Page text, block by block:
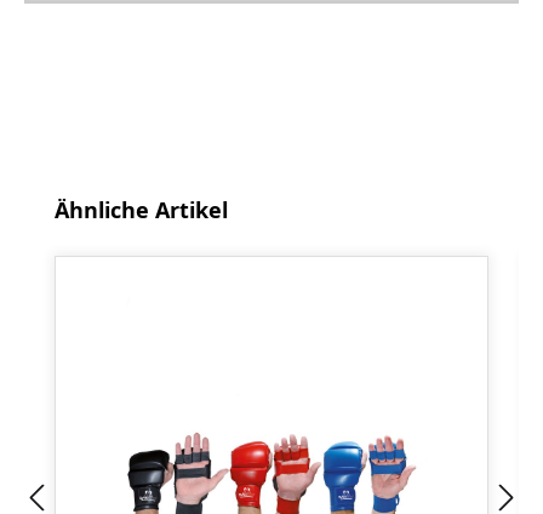
Produktgalerie überspringen
Ähnliche Artikel